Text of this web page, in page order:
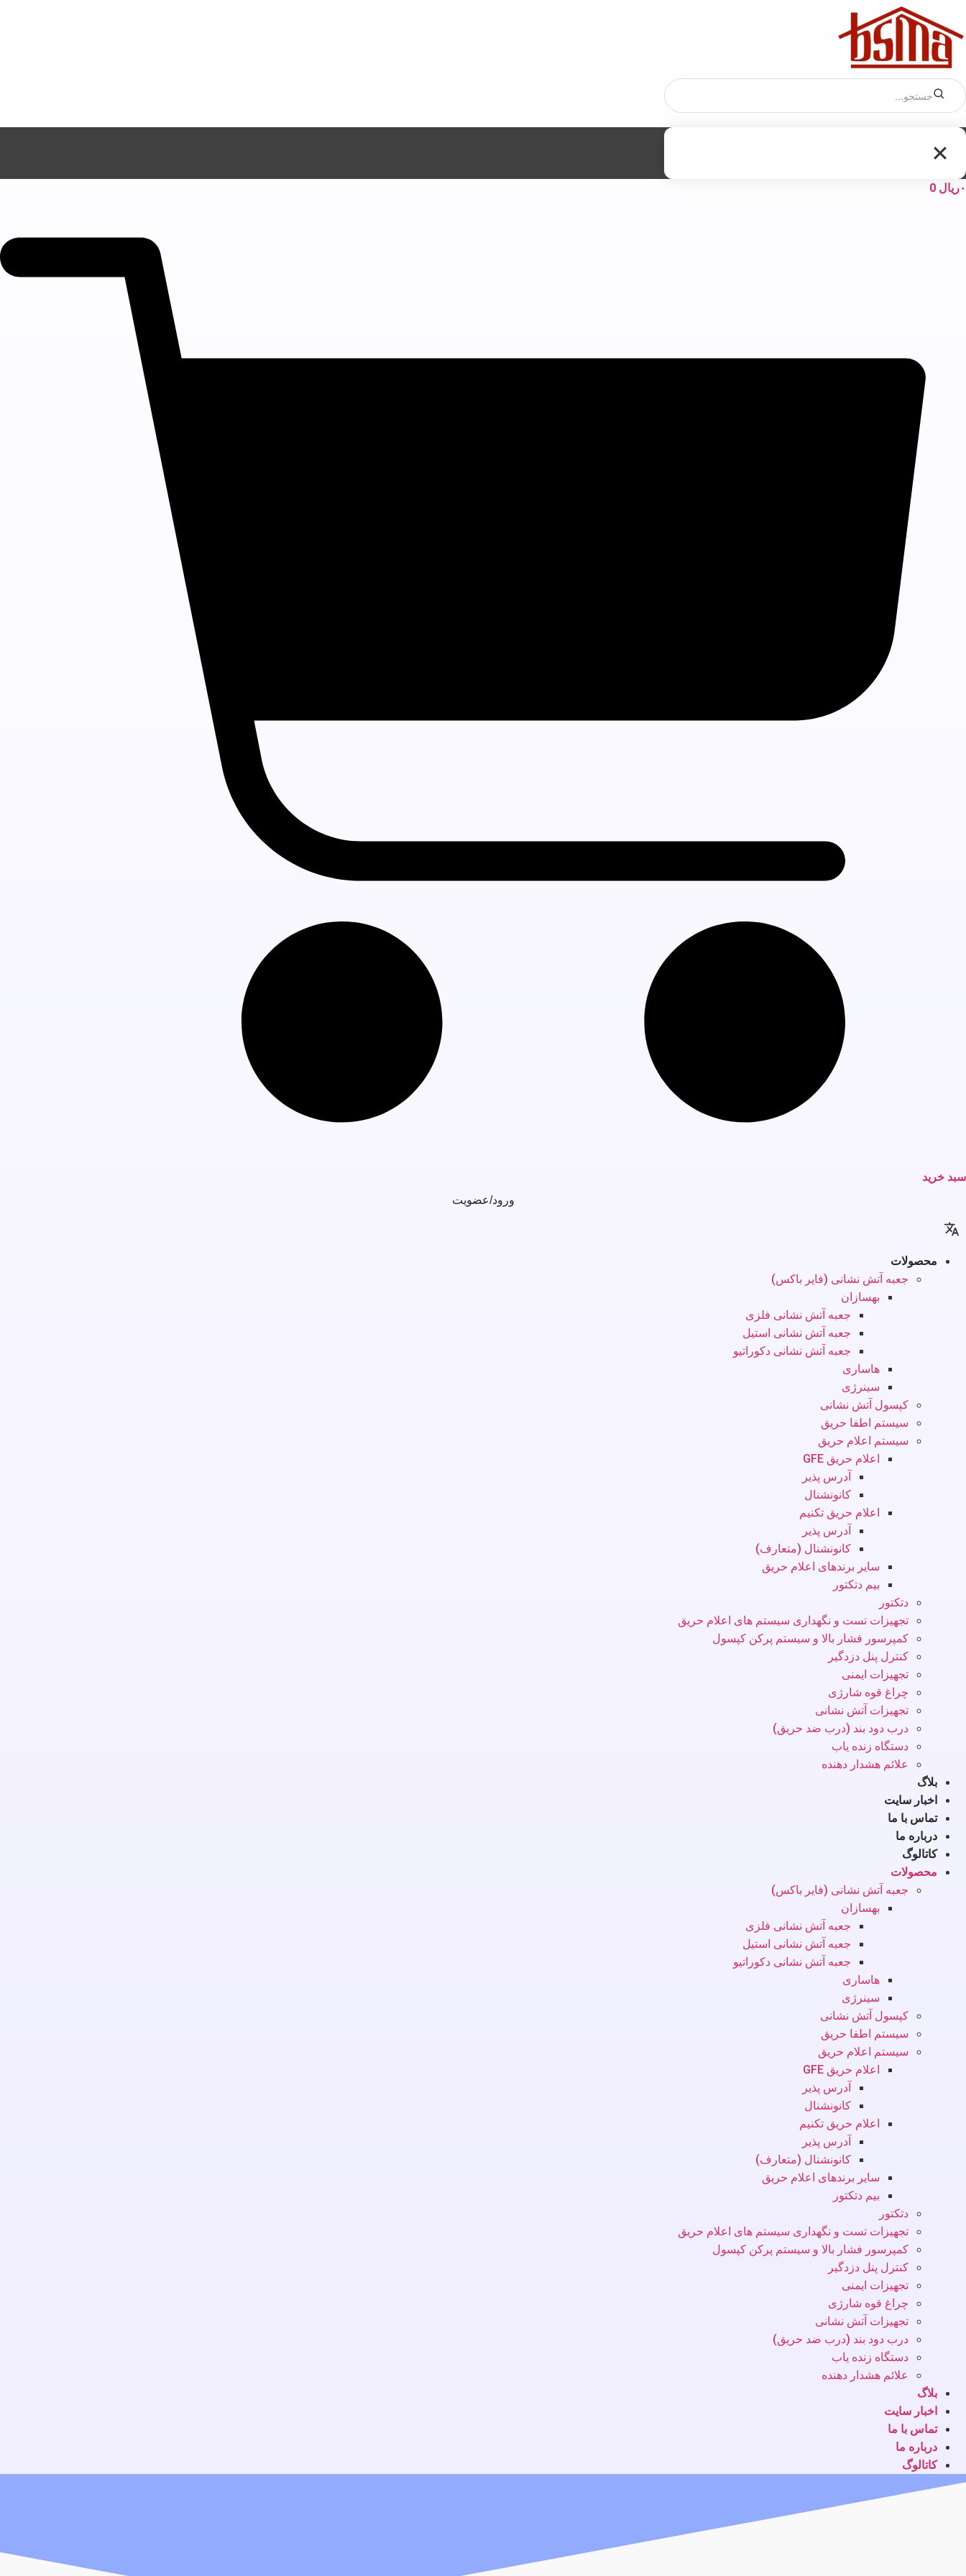
۰ریال 0
سبد خرید
ورود/عضویت
محصولات
جعبه آتش نشانی (فایر باکس)
بهسازان
جعبه آتش نشانی فلزی
جعبه آتش نشانی استیل
جعبه آتش نشانی دکوراتیو
هاساری
سینرژی
کپسول آتش نشانی
سیستم اطفا حریق
سیستم اعلام حریق
اعلام حریق GFE
آدرس پذیر
کانونشنال
اعلام حریق تکنیم
آدرس پذیر
کانونشنال (متعارف)
سایر برندهای اعلام حریق
بیم دتکتور
دتکتور
تجهیزات تست و نگهداری سیستم های اعلام حریق
کمپرسور فشار بالا و سیستم پرکن کپسول
کنترل پنل دزدگیر
تجهیزات ایمنی
چراغ قوه شارژی
تجهیزات آتش نشانی
درب دود بند (درب ضد حریق)
دستگاه زنده یاب
علائم هشدار دهنده
بلاگ
اخبار سایت
تماس با ما
درباره ما
کاتالوگ
محصولات
جعبه آتش نشانی (فایر باکس)
بهسازان
جعبه آتش نشانی فلزی
جعبه آتش نشانی استیل
جعبه آتش نشانی دکوراتیو
هاساری
سینرژی
کپسول آتش نشانی
سیستم اطفا حریق
سیستم اعلام حریق
اعلام حریق GFE
آدرس پذیر
کانونشنال
اعلام حریق تکنیم
آدرس پذیر
کانونشنال (متعارف)
سایر برندهای اعلام حریق
بیم دتکتور
دتکتور
تجهیزات تست و نگهداری سیستم های اعلام حریق
کمپرسور فشار بالا و سیستم پرکن کپسول
کنترل پنل دزدگیر
تجهیزات ایمنی
چراغ قوه شارژی
تجهیزات آتش نشانی
درب دود بند (درب ضد حریق)
دستگاه زنده یاب
علائم هشدار دهنده
بلاگ
اخبار سایت
تماس با ما
درباره ما
کاتالوگ